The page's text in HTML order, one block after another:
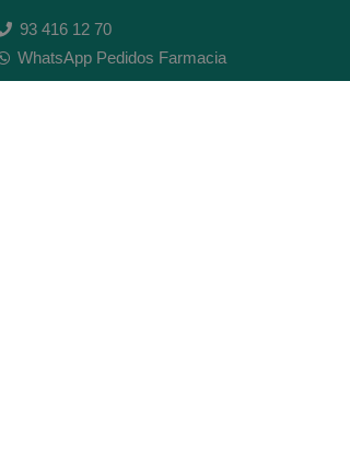
93 416 12 70
WhatsApp Pedidos Farmacia